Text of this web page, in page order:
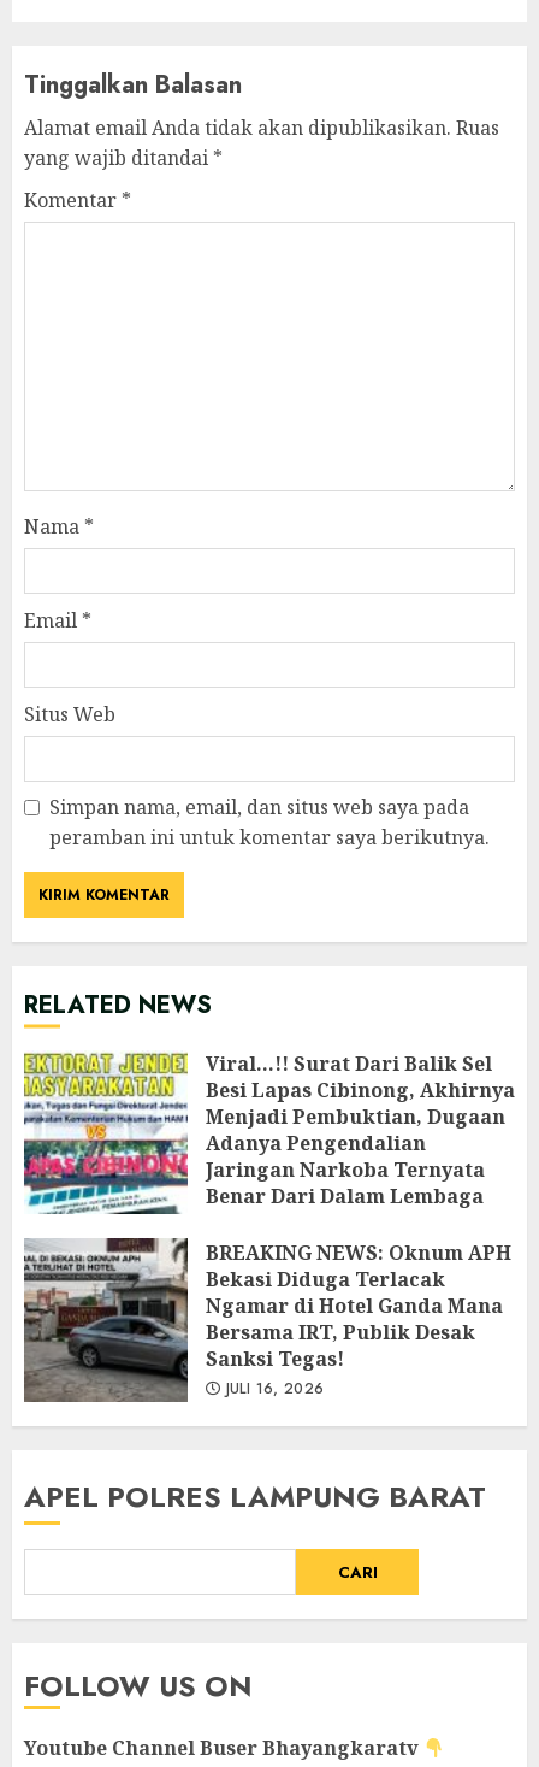
Tinggalkan Balasan
Alamat email Anda tidak akan dipublikasikan. Ruas
yang wajib ditandai *
Komentar *
Nama *
Email *
Situs Web
Simpan nama, email, dan situs web saya pada
peramban ini untuk komentar saya berikutnya.
RELATED NEWS
Viral…!! Surat Dari Balik Sel
Besi Lapas Cibinong, Akhirnya
Menjadi Pembuktian, Dugaan
Adanya Pengendalian
Jaringan Narkoba Ternyata
Benar Dari Dalam Lembaga
JULI 26, 2026
‎BREAKING NEWS: Oknum APH
Bekasi Diduga Terlacak
Ngamar di Hotel Ganda Mana
Bersama IRT, Publik Desak
Sanksi Tegas!
JULI 16, 2026
APEL POLRES LAMPUNG BARAT
CARI
FOLLOW US ON
Youtube ChannelBuser Bhayangkaratv